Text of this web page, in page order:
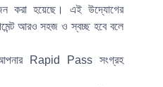
করা হয়েছে। এই উদ্যোগের
আরও সহজ ও স্বচ্ছ হবে বলে
Rapid Pass সংগ্রহ